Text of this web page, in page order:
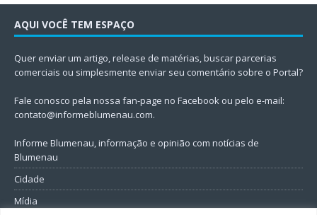
AQUI VOCÊ TEM ESPAÇO
Quer enviar um artigo, release de matérias, buscar parcerias
comerciais ou simplesmente enviar seu comentário sobre o Portal?
Fale conosco pela nossa fan-page no Facebook ou pelo e-mail:
contato@informeblumenau.com.
Informe Blumenau, informação e opinião com notícias de
Blumenau
Cidade
Mídia